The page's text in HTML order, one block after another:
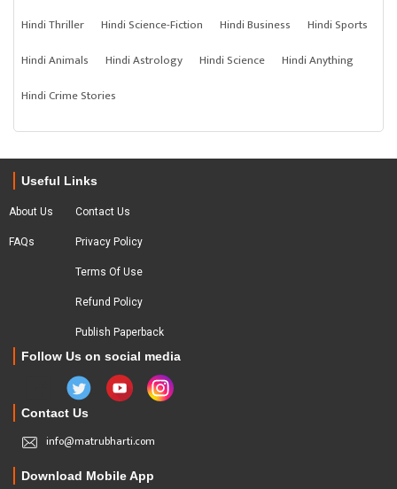
Hindi Thriller
Hindi Science-Fiction Hindi Business
Hindi Sports
Hindi Animals
Hindi Astrology Hindi Science
Hindi Anything
Hindi Crime Stories
Useful Links
About Us
FAQs
Contact Us
Privacy Policy
Terms Of Use
Refund Policy
Publish Paperback
Follow Us on social media
Contact Us
info@matrubharti.com
Download Mobile App